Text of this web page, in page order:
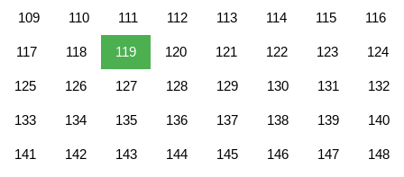
109 110 111 112 113 114 115 116
117 118 119 120 121 122 123 124
125 126 127 128 129 130 131 132
133 134 135 136 137 138 139 140
141 142 143 144 145 146 147 148